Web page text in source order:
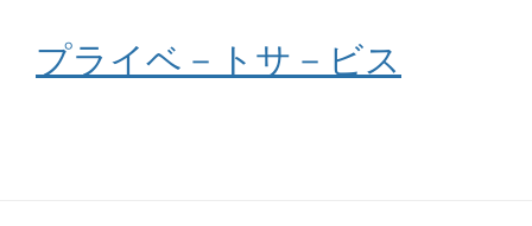
プライベ－トサ－ビス